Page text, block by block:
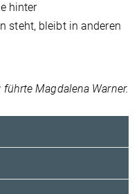
hinter
steht, bleibt in anderen
Magdalena Warner.